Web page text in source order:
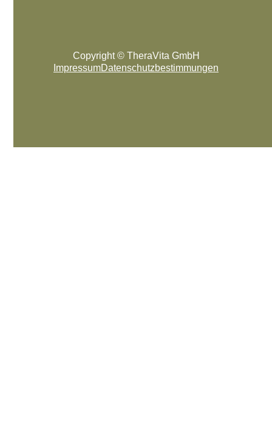
Copyright © TheraVita GmbH
ImpressumDatenschutzbestimmungen